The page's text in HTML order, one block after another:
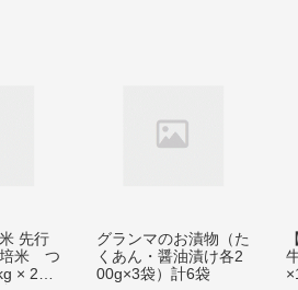
先行
培米 つ
× 2
グランマのお漬物（た
くあん・醤油漬け各2
00g×3袋）計6袋